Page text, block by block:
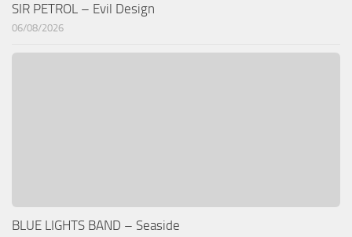
SIR PETROL – Evil Design
06/08/2026
BLUE LIGHTS BAND – Seaside